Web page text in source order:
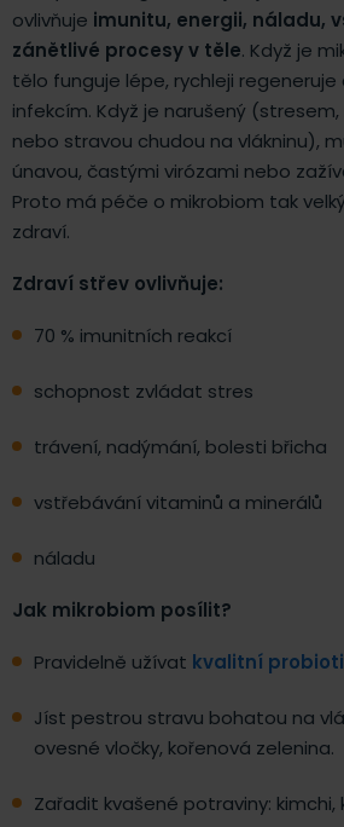
ovlivňuje imunitu, energii, náladu,
zánětlivé procesy v těle. Když je
tělo funguje lépe, rychleji
infekcím. Když je narušený
nebo stravou chudou na vlákninu),
únavou, častými virózami nebo
Proto má péče o mikrobiom tak
zdraví.
Zdraví střev ovlivňuje:
70 % imunitních reakcí
schopnost zvládat stres
trávení, nadýmání, bolesti břicha
vstřebávání vitaminů a minerálů
náladu
Jak mikrobiom posílit?
Pravidelně užívat kvalitní
Jíst pestrou stravu bohatou na
ovesné vločky, kořenová zelenina.
Zařadit kvašené potraviny: kimchi,